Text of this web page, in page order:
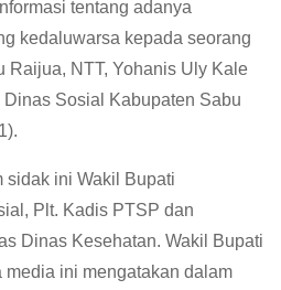
tentang adanya
kedaluwarsa kepada seorang
Raijua, NTT, Yohanis Uly Kale
Sosial Kabupaten Sabu
sidak ini Wakil Bupati
Plt. Kadis PTSP dan
Dinas Kesehatan. Wakil Bupati
ini mengatakan dalam